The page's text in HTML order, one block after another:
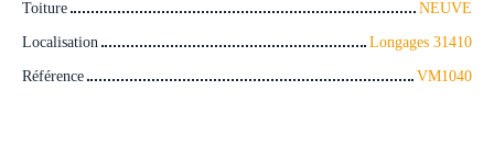
Toiture
NEUVE
Localisation
Longages 31410
Référence
VM1040